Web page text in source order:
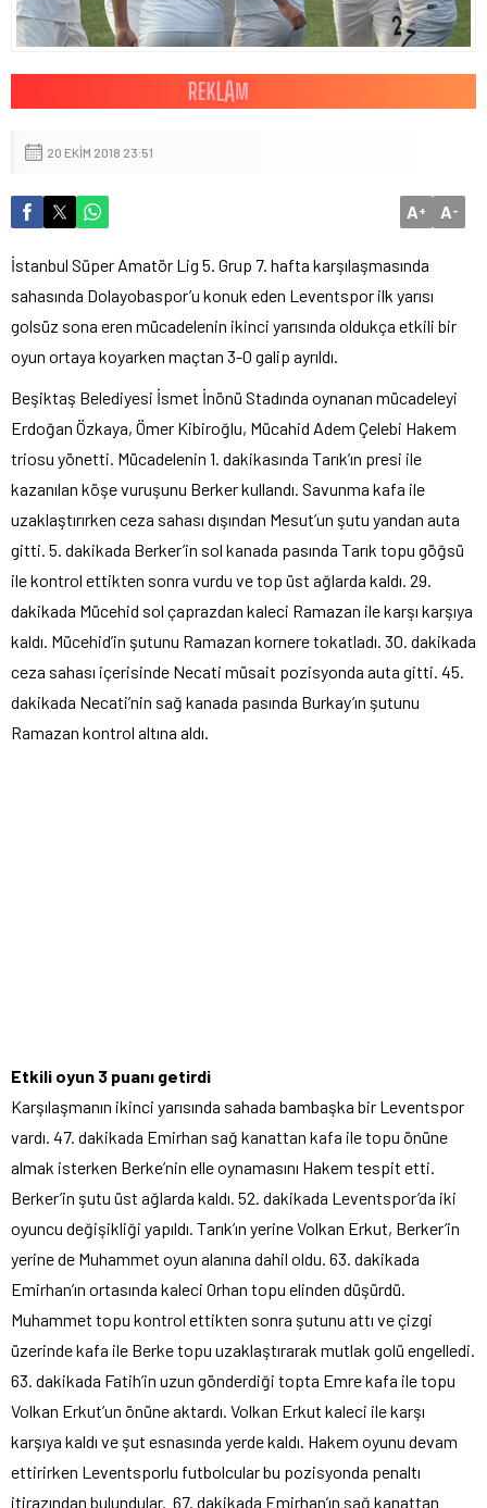
20 EKIM 2018 23:51
A+ A-
İstanbul Süper Amatör Lig 5. Grup 7. hafta karşılaşmasında
sahasında Dolayobaspor’u konuk eden Leventspor ilk yarısı
golsüz sona eren mücadelenin ikinci yarısında oldukça etkili bir
oyun ortaya koyarken maçtan 3-0 galip ayrıldı.
Beşiktaş Belediyesi İsmet İnönü Stadında oynanan mücadeleyi
Erdoğan Özkaya, Ömer Kibiroğlu, Mücahid Adem Çelebi Hakem
triosu yönetti. Mücadelenin 1. dakikasında Tarık’ın presi ile
kazanılan köşe vuruşunu Berker kullandı. Savunma kafa ile
uzaklaştırırken ceza sahası dışından Mesut’un şutu yandan auta
gitti. 5. dakikada Berker’in sol kanada pasında Tarık topu göğsü
ile kontrol ettikten sonra vurdu ve top üst ağlarda kaldı. 29.
dakikada Mücehid sol çaprazdan kaleci Ramazan ile karşı karşıya
kaldı. Mücehid’in şutunu Ramazan kornere tokatladı. 30. dakikada
ceza sahası içerisinde Necati müsait pozisyonda auta gitti. 45.
dakikada Necati’nin sağ kanada pasında Burkay’ın şutunu
Ramazan kontrol altına aldı.
Etkili oyun 3 puanı getirdi
Karşılaşmanın ikinci yarısında sahada bambaşka bir Leventspor
vardı. 47. dakikada Emirhan sağ kanattan kafa ile topu önüne
almak isterken Berke’nin elle oynamasını Hakem tespit etti.
Berker’in şutu üst ağlarda kaldı. 52. dakikada Leventspor’da iki
oyuncu değişikliği yapıldı. Tarık’ın yerine Volkan Erkut, Berker’in
yerine de Muhammet oyun alanına dahil oldu. 63. dakikada
Emirhan’ın ortasında kaleci Orhan topu elinden düşürdü.
Muhammet topu kontrol ettikten sonra şutunu attı ve çizgi
üzerinde kafa ile Berke topu uzaklaştırarak mutlak golü engelledi.
63. dakikada Fatih’in uzun gönderdiği topta Emre kafa ile topu
Volkan Erkut’un önüne aktardı. Volkan Erkut kaleci ile karşı
karşıya kaldı ve şut esnasında yerde kaldı. Hakem oyunu devam
ettirirken Leventsporlu futbolcular bu pozisyonda penaltı
itirazından bulundular. 67. dakikada Emirhan’ın sağ kanattan